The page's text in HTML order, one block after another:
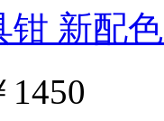
钳 新配
1450